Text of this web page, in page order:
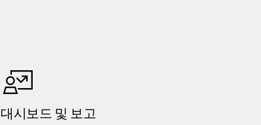
대시보드 및 보고